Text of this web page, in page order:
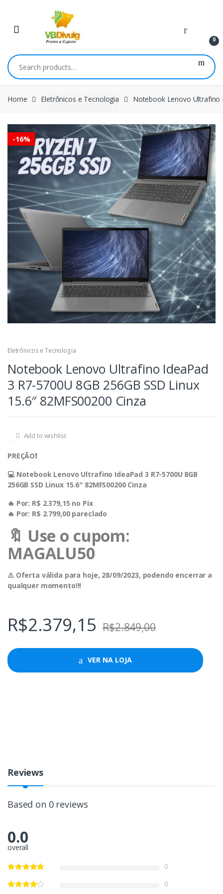
navigation
content
0
Search
for:
Home Eletrônicos e Tecnologia Notebook Lenovo Ultrafino
-16%
Eletrônicos e Tecnologia
Notebook Lenovo Ultrafino IdeaPad
3 R7-5700U 8GB 256GB SSD Linux
15.6″ 82MFS00200 Cinza
Add to wishlist
PREÇÃO❗️
💻 Notebook Lenovo Ultrafino IdeaPad 3 R7-5700U 8GB
256GB SSD Linux 15.6″ 82MFS00200 Cinza
🔥 Por: R$ 2.379,15 no Pix
🔥 Por: R$ 2.799,00 pareclado
🔖 Use o cupom:
MAGALU50
⚠️ Oferta válida para hoje, 28/09/2023, podendo encerrar a
qualquer momento!!!
R$2.379,15 R$2.849,00
VER NA LOJA
Reviews
Based on 0 reviews
0.0
overall
0
0